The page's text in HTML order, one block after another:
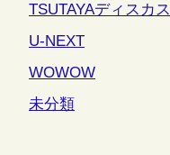
TSUTAYAディスカス
U-NEXT
WOWOW
未分類